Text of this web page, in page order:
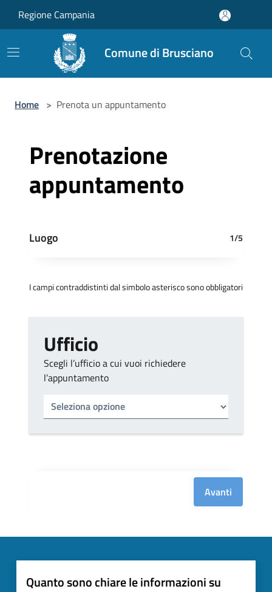
Regione Campania
Comune di Brusciano
Home > Prenota un appuntamento
Prenotazione
appuntamento
Luogo 1/5
I campi contraddistinti dal simbolo asterisco sono obbligatori
Ufficio
Scegli l’ufficio a cui vuoi richiedere
l’appuntamento
Tipo di ufficio
Avanti
Quanto sono chiare le informazioni su